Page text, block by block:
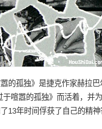
嚣的孤独》是捷克作家赫拉
于喧嚣的孤独》而活着，并
13年时间俘获了自己的精神